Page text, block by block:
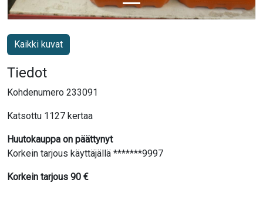
Kaikki kuvat
Tiedot
Kohdenumero 233091
Katsottu 1127 kertaa
Huutokauppa on päättynyt
Korkein tarjous käyttäjällä *******9997
Korkein tarjous 90 €